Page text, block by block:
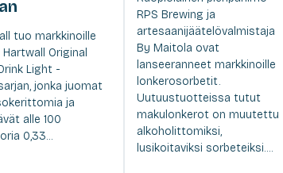
tuo markkinoille
Original
Light -
jonka juomat
ja
alle 100
0,33...
RPS Brewing ja
artesaanijäätelövalmistaja
By Maitola ovat
lanseeranneet markkinoille
lonkerosorbetit.
Uutuustuotteissa tutut
makulonkerot on muutettu
alkoholittomiksi,
lusikoitaviksi sorbeteiksi....